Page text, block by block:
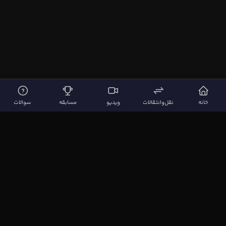
خانه نقل‌وانتقالات ویدیو مسابقه سوالات